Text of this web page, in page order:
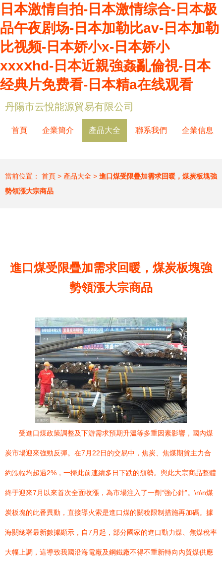
日本激情自拍-日本激情综合-日本极
品午夜剧场-日本加勒比av-日本加勒
比视频-日本娇小x-日本娇小
xxxⅹhd-日本近親強姦亂倫視-日本
经典片免费看-日本精a在线观看
丹陽市云悅能源貿易有限公司
首頁 企業簡介 產品大全 聯系我們 企業信息
當前位置： 首頁 > 產品大全 > 進口煤受限疊加需求回暖，煤炭板塊強
勢領漲大宗商品
進口煤受限疊加需求回暖，煤炭板塊強
勢領漲大宗商品
受進口煤政策調整及下游需求預期升溫等多重因素影響，國內煤
炭市場迎來強勁反彈。在7月22日的交易中，焦炭、焦煤期貨主力合
約漲幅均超過2%，一掃此前連續多日下跌的頹勢。與此大宗商品整體
終于迎來7月以來首次全面收漲，為市場注入了一劑“強心針”。\n\n煤
炭板塊的此番異動，直接導火索是進口煤的關稅限制措施再加碼。據
海關總署最新數據顯示，自7月起，部分國家的進口動力煤、焦煤稅率
大幅上調，這導致我國沿海電廠及鋼鐵廠不得不重新轉向內貿煤供應